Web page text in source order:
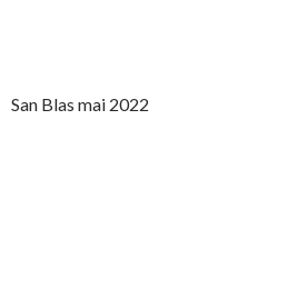
San Blas mai 2022